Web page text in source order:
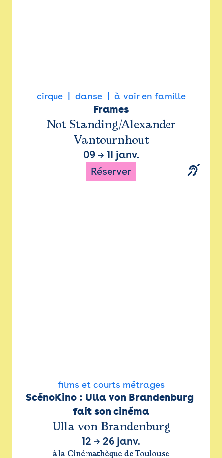
cirque danse à voir en famille
Frames
Not Standing/Alexander
Vantournhout
09→ 11 janv.
Réserver
films et courts métrages
ScénoKino : Ulla von Brandenburg
fait son cinéma
Ulla von Brandenburg
12 → 26 janv.
à la Cinémathèque de Toulouse